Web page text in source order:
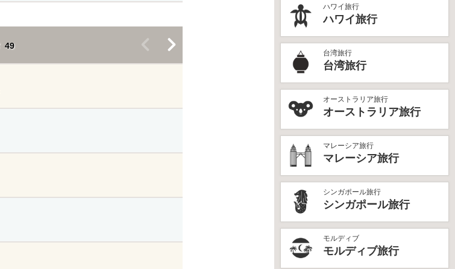
49
ハワイ旅行
ハワイ旅行
台湾旅行
台湾旅行
オーストラリア旅行
オーストラリア旅行
マレーシア旅行
マレーシア旅行
シンガポール旅行
シンガポール旅行
モルディブ
モルディブ旅行